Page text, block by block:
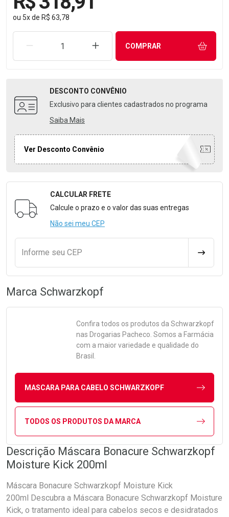
ou 5xde R$ 63,78
REMOVER UMA UNIDADEAUMENTAR UMA UNIDADE
COMPRAR
DESCONTO CONVÊNIO
Exclusivo para clientes cadastrados no programa
Saiba Mais
Ver Desconto Convênio
Formulário para Calcular o Frete
CALCULAR FRETE
Calcule o prazo e o valor das suas entregas
Não sei meu CEP
Informe seu CEP
Marca Schwarzkopf
Confira todos os produtos da Schwarzkopf
nas Drogarias Pacheco. Somos a Farmácia
com a maior variedade e qualidade do
Brasil.
MASCARA PARA CABELO SCHWARZKOPF
TODOS OS PRODUTOS DA MARCA
Descrição Máscara Bonacure Schwarzkopf
Moisture Kick 200ml
Máscara Bonacure Schwarzkopf Moisture Kick
200ml Descubra a Máscara Bonacure Schwarzkopf Moisture
Kick, o tratamento ideal para cabelos secos e desidratados